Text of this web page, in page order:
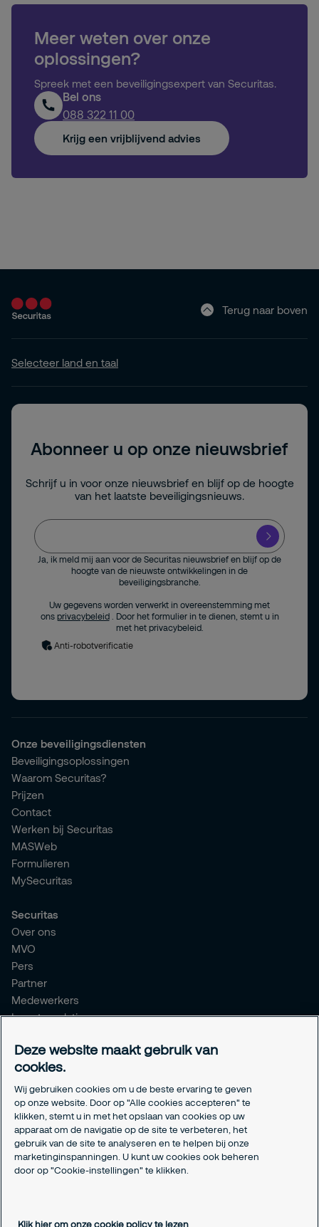
Meer weten over onze
oplossingen?
Spreek met een beveiligingsexpert van Securitas.
Bel ons
088 322 11 00
Krijg een vrijblijvend advies
Terug naar boven
Selecteer land en taal
Abonneer u op onze nieuwsbrief
Schrijf u in voor onze nieuwsbrief en blijf op de hoogte
van het laatste beveiligingsnieuws.
Ja, ik meld mij aan voor de Securitas nieuwsbrief en blijf op de
hoogte van de nieuwste ontwikkelingen in de
beveiligingsbranche.
Uw gegevens worden verwerkt in overeenstemming met
ons privacybeleid
. Door het formulier in te dienen, stemt u in
met het privacybeleid.
Anti-robotverificatie
Onze beveiligingsdiensten
Beveiligingsoplossingen
Waarom Securitas?
Prijzen
Contact
Werken bij Securitas
MASWeb
Formulieren
MySecuritas
Securitas
Over ons
MVO
Pers
Partner
Medewerkers
Investor relations
Certificeringen
Aanmeldformulieren installatiepartners
Juridisch
Privacyverklaring
Algemene voorwaarden
Responsible disclosure
Cookie-instellingen
Deze website maakt gebruik van
cookies.
Wij gebruiken cookies om u de beste ervaring te geven
op onze website. Door op "Alle cookies accepteren" te
klikken, stemt u in met het opslaan van cookies op uw
apparaat om de navigatie op de site te verbeteren, het
gebruik van de site te analyseren en te helpen bij onze
marketinginspanningen. U kunt uw cookies ook beheren
door op "Cookie-instellingen" te klikken.
Klik hier om onze cookie policy te lezen